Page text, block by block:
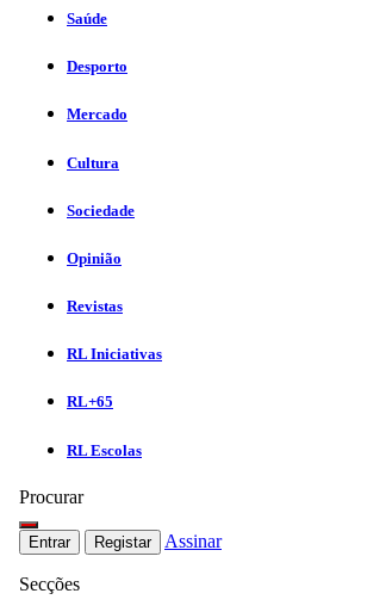
Saúde
Desporto
Mercado
Cultura
Sociedade
Opinião
Revistas
RL Iniciativas
RL+65
RL Escolas
Procurar
Entrar Registar Assinar
Secções